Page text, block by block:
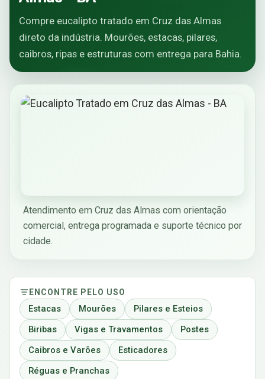
Compre eucalipto tratado em Cruz das Almas
direto da indústria. Mourões, estacas, pilares,
caibros, ripas e estruturas com entrega para Bahia.
Atendimento em Cruz das Almas com orientação
comercial, entrega programada e suporte técnico por
cidade.
ENCONTRE PELO USO
Estacas Mourões
Pilares e Esteios
Biribas
Vigas e Travamentos
Postes
Caibros e Varões
Esticadores
Réguas e Pranchas